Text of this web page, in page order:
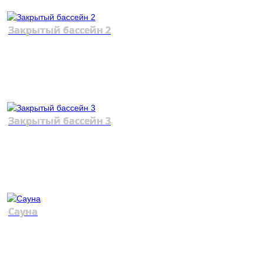
Закрытый бассейн 2
Закрытый бассейн 3
Сауна